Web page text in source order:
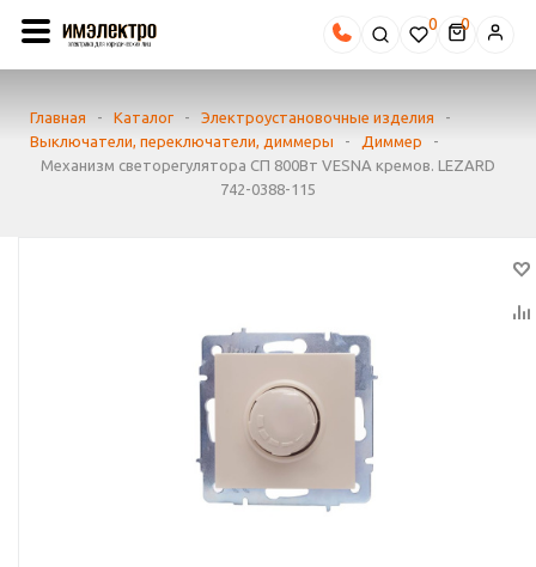
0
Главная - Каталог - Электроустановочные изделия
-
Выключатели, переключатели, диммеры
- Диммер
-
Механизм светорегулятора СП 800Вт VESNA кремов. LEZARD
742-0388-115